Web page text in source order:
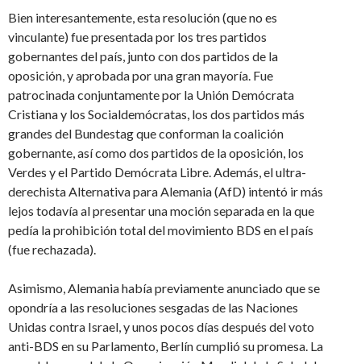
Bien interesantemente, esta resolución (que no es
vinculante) fue presentada por los tres partidos
gobernantes del país, junto con dos partidos de la
oposición, y aprobada por una gran mayoría. Fue
patrocinada conjuntamente por la Unión Demócrata
Cristiana y los Socialdemócratas, los dos partidos más
grandes del Bundestag que conforman la coalición
gobernante, así como dos partidos de la oposición, los
Verdes y el Partido Demócrata Libre. Además, el ultra-
derechista Alternativa para Alemania (AfD) intentó ir más
lejos todavía al presentar una moción separada en la que
pedía la prohibición total del movimiento BDS en el país
(fue rechazada).
Asimismo, Alemania había previamente anunciado que se
opondría a las resoluciones sesgadas de las Naciones
Unidas contra Israel, y unos pocos días después del voto
anti-BDS en su Parlamento, Berlín cumplió su promesa. La